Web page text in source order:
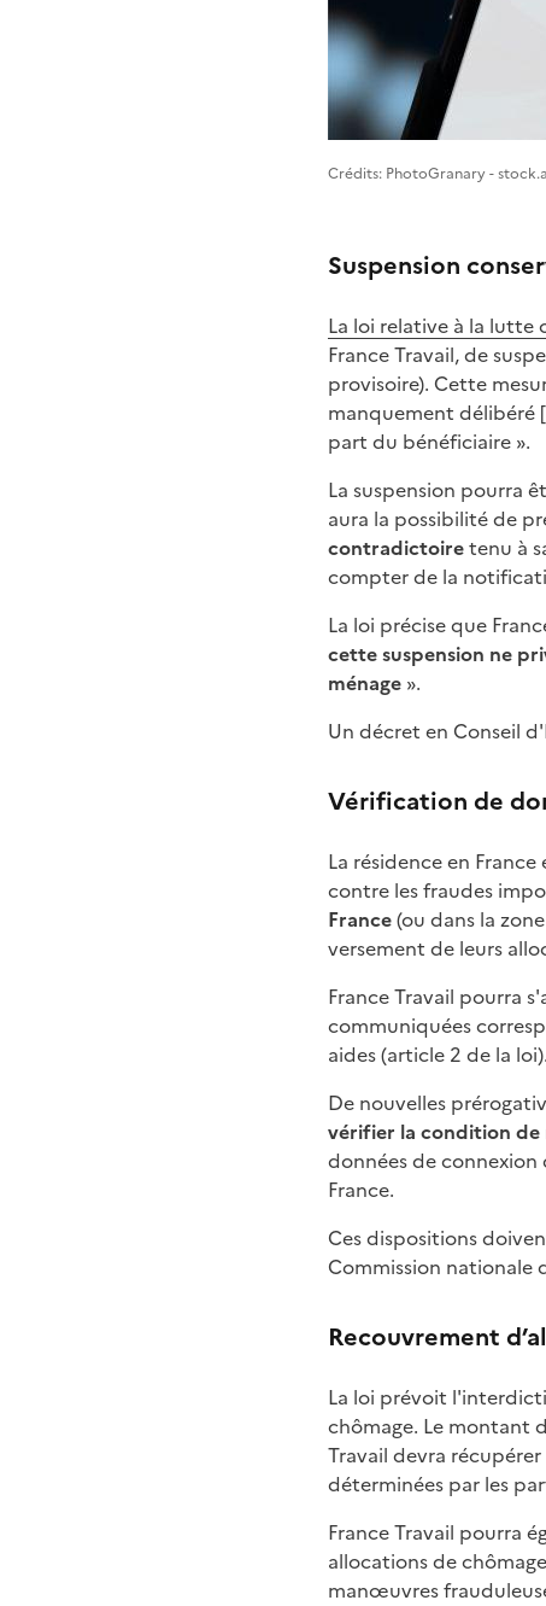
Image 1
Crédits: PhotoGranary -
Suspension
La loi relative à la lutte
France Travail, de
provisoire). Cette
manquement délibéré
part du bénéficiaire ».
La suspension pourra
aura la possibilité de
contradictoiretenu à
compter de la
La loi précise que
cette suspension ne
ménage ».
Un décret en Conseil
Vérification de
La résidence en
contre les fraudes
France(ou dans la
versement de leurs
France Travail pourra
communiquées
aides (article 2 de la loi).
De nouvelles
vérifier la condition de
données de connexion
France.
Ces dispositions
Commission nationale
Recouvrement
La loi prévoit
chômage. Le montant
Travail devra
déterminées par les
France Travail pourra
allocations de
manœuvres